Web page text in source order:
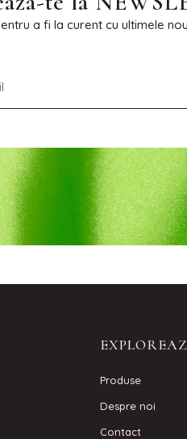
a fi la curent cu ultimele
Produse
Despre noi
Contact